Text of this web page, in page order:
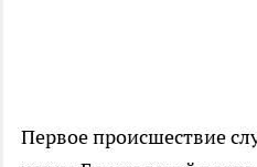
Первое происшествие